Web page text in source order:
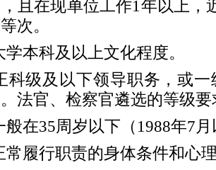
且在现单位工作1年以上，
次。
学本科及以上文化程度。
科级及以下领导职务，或
法官、检察官遴选的等级
般在35周岁以下（1988年7
常履行职责的身体条件和心